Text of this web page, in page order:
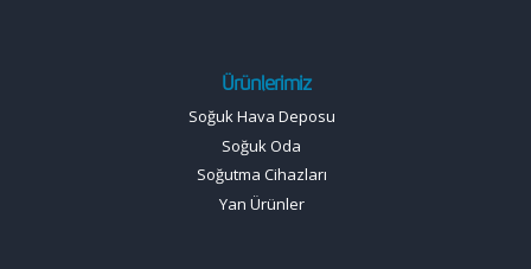
Ürünlerimiz
Soğuk Hava Deposu
Soğuk Oda
Soğutma Cihazları
Yan Ürünler